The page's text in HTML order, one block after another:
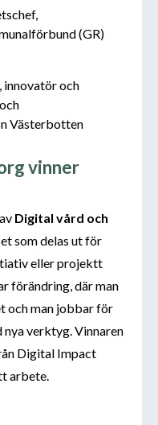
(GR)
innovatör och
Västerbotten
vinner
Digital vård och
som delas ut för
eller projektt
förändring, där man
och man jobbar för
verktyg. Vinnaren
Digital Impact
arbete.